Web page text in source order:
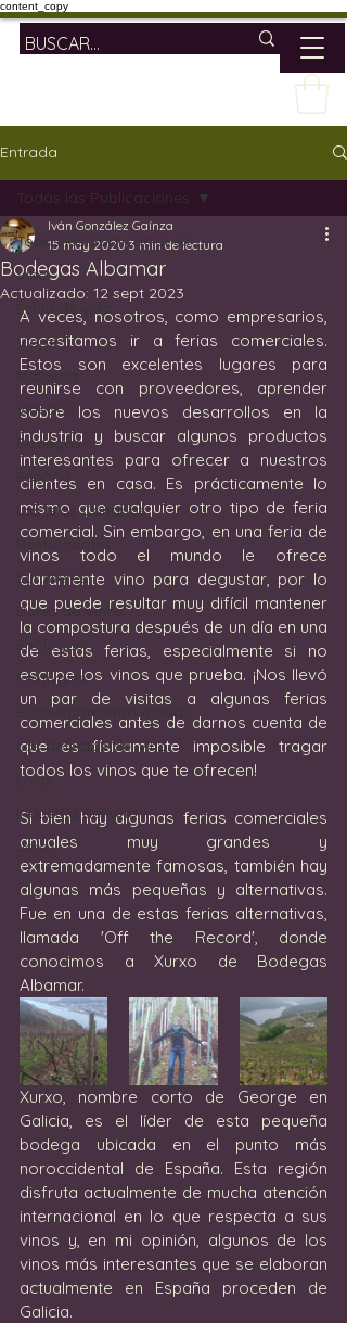
content_copy
Entrada
Todas las Publicaciones
Vino
Estilo de vida
Viajar
Mallorca
Viñedos
Bodegas
España
Las Islas Canarias
Restaurantes
Sumilleres
Bares de Vinos
Enólogos
Festivales
El calentamiento global
Los defectos del vino
Uvas
Industria del vino
Jerez
Todas las Publicaciones
Bodegas Albamar
Iván González Gaínza
15 may 2020 3 min de lectura
Actualizado: 12 sept 2023
A veces, nosotros, como empresarios,
necesitamos ir a ferias comerciales.
Estos son excelentes lugares para
reunirse con proveedores, aprender
sobre los nuevos desarrollos en la
industria y buscar algunos productos
interesantes para ofrecer a nuestros
clientes en casa. Es prácticamente lo
mismo que cualquier otro tipo de feria
comercial. Sin embargo, en una feria de
vinos todo el mundo le ofrece
claramente vino para degustar, por lo
que puede resultar muy difícil mantener
la compostura después de un día en una
de estas ferias, especialmente si no
escupe los vinos que prueba. ¡Nos llevó
un par de visitas a algunas ferias
comerciales antes de darnos cuenta de
que es físicamente imposible tragar
todos los vinos que te ofrecen!
Si bien hay algunas ferias comerciales
anuales muy grandes y
extremadamente famosas, también hay
algunas más pequeñas y alternativas.
Fue en una de estas ferias alternativas,
llamada 'Off the Record', donde
conocimos a Xurxo de Bodegas
Albamar.
Xurxo, nombre corto de George en
Galicia, es el líder de esta pequeña
bodega ubicada en el punto más
noroccidental de España. Esta región
disfruta actualmente de mucha atención
internacional en lo que respecta a sus
vinos y, en mi opinión, algunos de los
vinos más interesantes que se elaboran
actualmente en España proceden de
Galicia.